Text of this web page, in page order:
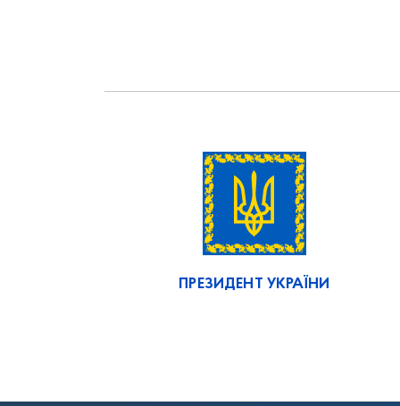
ПРЕЗИДЕНТ УКРАЇНИ